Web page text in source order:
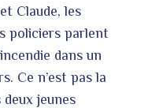
Claude, les
policiers parlent
dans un
Ce n’est pas la
jeunes